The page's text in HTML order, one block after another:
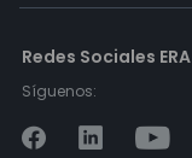
Redes Sociales ERA
Síguenos: